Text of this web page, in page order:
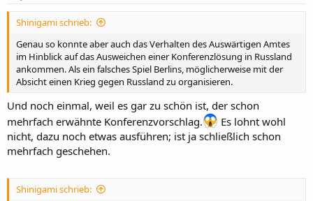
Shinigami schrieb:
Genau so konnte aber auch das Verhalten des Auswärtigen Amtes
im Hinblick auf das Ausweichen einer Konferenzlösung in Russland
ankommen. Als ein falsches Spiel Berlins, möglicherweise mit der
Absicht einen Krieg gegen Russland zu organisieren.
Und noch einmal, weil es gar zu schön ist, der schon
mehrfach erwähnte Konferenzvorschlag.
Es lohnt wohl
nicht, dazu noch etwas ausführen; ist ja schließlich schon
mehrfach geschehen.
Shinigami schrieb: